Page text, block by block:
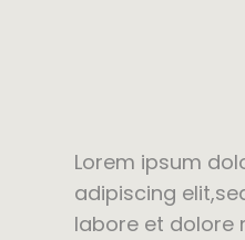
Lorem ipsum
adipiscing
labore et dolore